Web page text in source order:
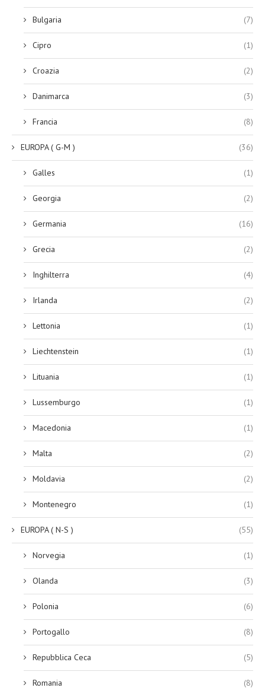
Bulgaria (7)
Cipro (1)
Croazia (2)
Danimarca (3)
Francia (8)
EUROPA ( G-M ) (36)
Galles (1)
Georgia (2)
Germania (16)
Grecia (2)
Inghilterra (4)
Irlanda (2)
Lettonia (1)
Liechtenstein (1)
Lituania (1)
Lussemburgo (1)
Macedonia (1)
Malta (2)
Moldavia (2)
Montenegro (1)
EUROPA ( N-S ) (55)
Norvegia (1)
Olanda (3)
Polonia (6)
Portogallo (8)
Repubblica Ceca (5)
Romania (8)